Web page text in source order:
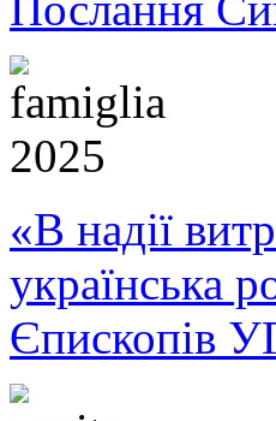
«В надії
українська
Єпископів